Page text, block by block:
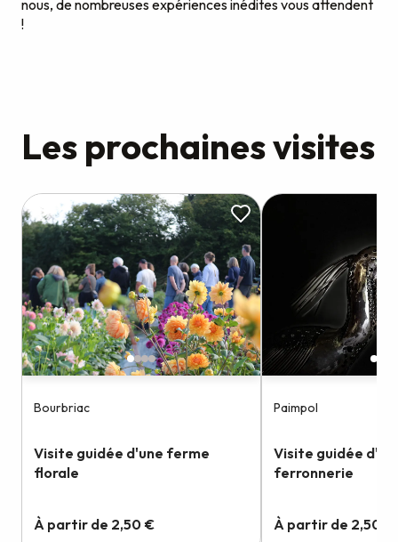
nous, de nombreuses expériences inédites vous attendent
!
Les prochaines visites